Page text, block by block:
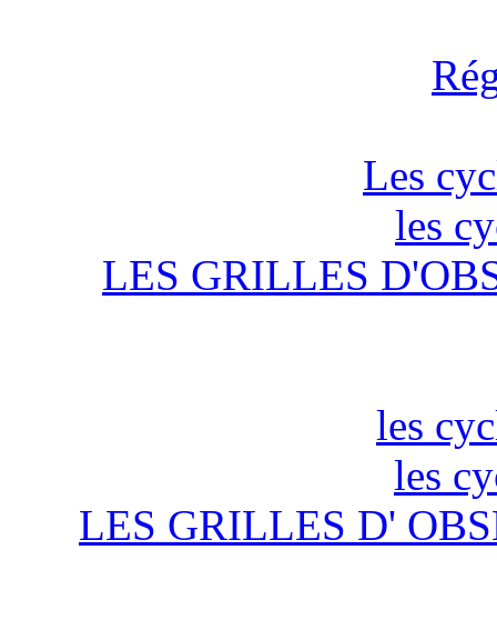
Les
les
LES GRILLES
les
les
LES GRILLES D'